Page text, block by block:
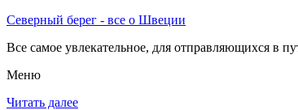
Северный берег - все о Швеции
Все самое увлекательное, для отправляющихся в
Меню
Читать далее